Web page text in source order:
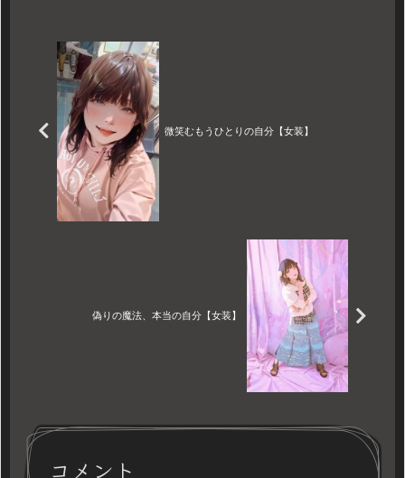
微笑むもうひとりの自分【女装】
偽りの魔法、本当の自分【女装】
コメント